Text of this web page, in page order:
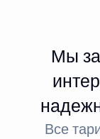
Мы
Все